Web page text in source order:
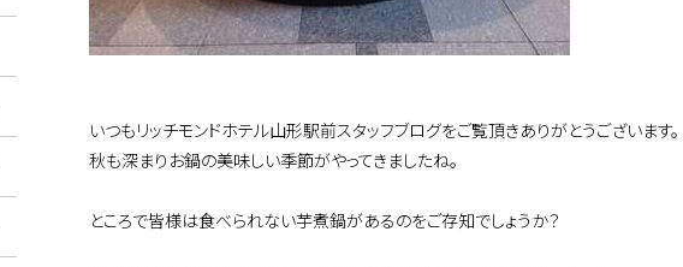
いつもリッチモンドホテル山形駅前スタッフブログをご覧頂きありがとうございます。
秋も深まりお鍋の美味しい季節がやってきましたね。
ところで皆様は食べられない芋煮鍋があるのをご存知でしょうか？